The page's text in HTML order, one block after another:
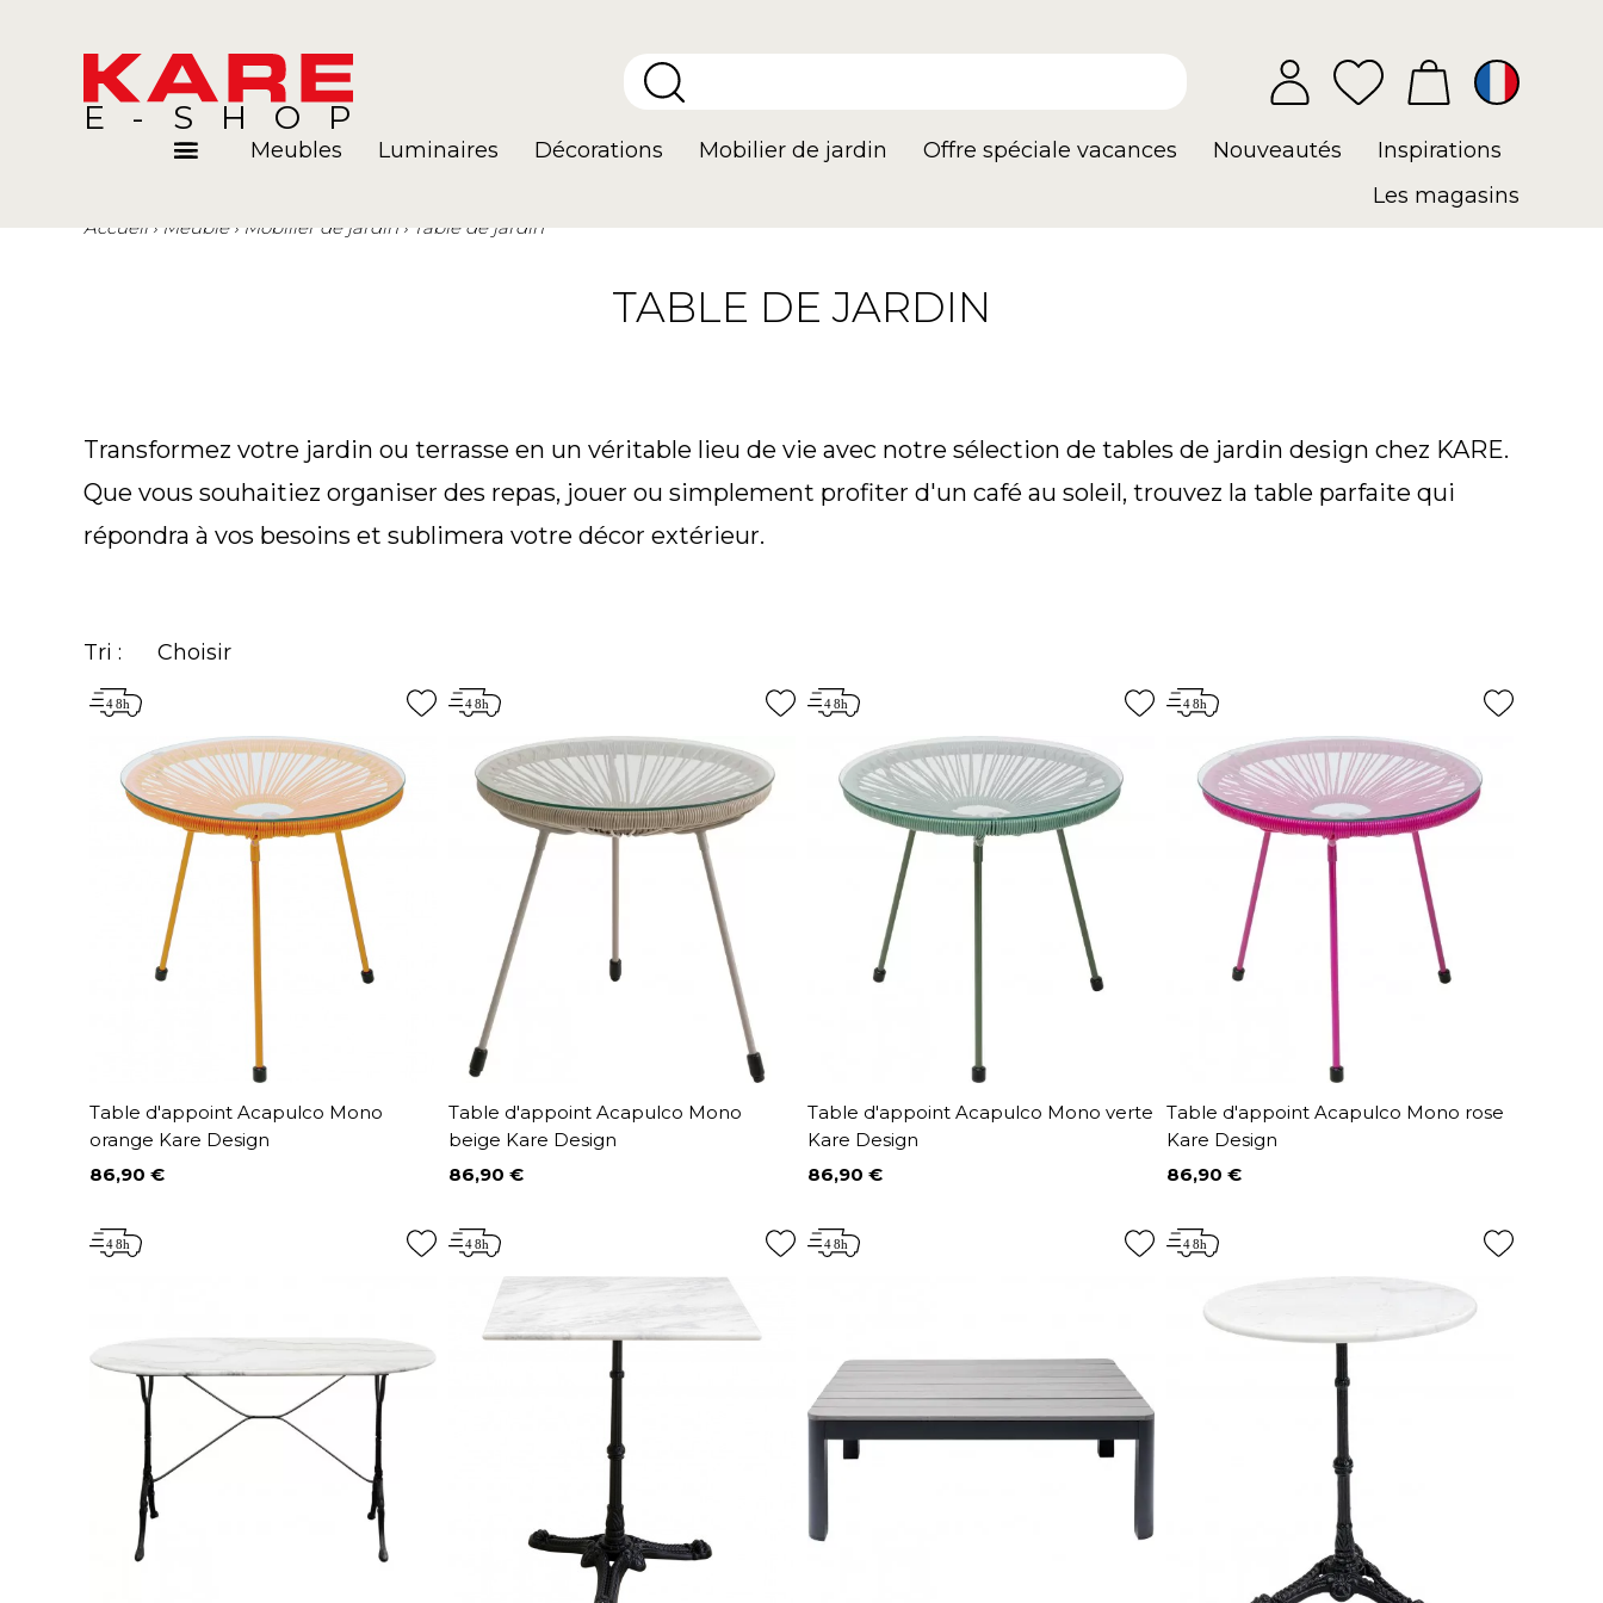
E-SHOP
Meubles Luminaires Décorations Mobilier de jardin Offre spéciale vacances Nouveautés
Inspirations
Les magasins
Accueil Meuble Mobilier de jardin Table de jardin
TABLE DE JARDIN
Transformez votre jardin ou terrasse en un véritable lieu de vie avec notre sélection de tables de jardin design chez KARE.
Que vous souhaitiez organiser des repas, jouer ou simplement profiter d'un café au soleil, trouvez la table parfaite qui
répondra à vos besoins et sublimera votre décor extérieur.
Tri : Choisir
Table d'appoint Acapulco Mono
orange Kare Design
Prix
86,90 €
Table d'appoint Acapulco Mono
beige Kare Design
Prix
86,90 €
Table d'appoint Acapulco Mono verte
Kare Design
Prix
86,90 €
Table d'appoint Acapulco Mono rose
Kare Design
Prix
86,90 €